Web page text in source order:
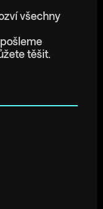
všechny
těšit.